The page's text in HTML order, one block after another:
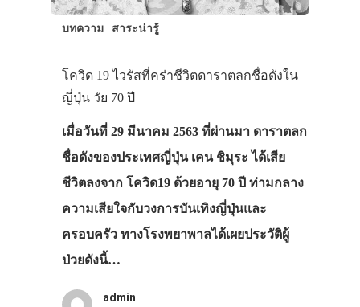
บทความ สาระน่ารู้
โควิด 19 ไวรัสที่คร่าชีวิตดาราตลกชื่อดังใน
ญี่ปุ่น วัย 70 ปี
เมื่อวันที่ 29 มีนาคม 2563 ที่ผ่านมา ดาราตลก
ชื่อดังของประเทศญี่ปุ่น เคน ชิมุระ ได้เสีย
ชีวิตลงจาก โควิด19 ด้วยอายุ 70 ปี ท่ามกลาง
ความเสียใจกับวงการบันเทิงญี่ปุ่นและ
ครอบครัว ทางโรงพยาพาลได้เผยประวัติผู้
ป่วยดังนี้…
admin
ประเทศญี่ปุ่น
เอง
รถบัส
เดินทาง
ทัวร์